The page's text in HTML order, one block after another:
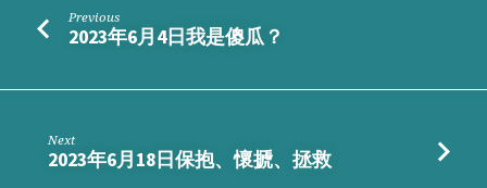
Previous
2023年6月4日我是傻瓜？
Next
2023年6月18日保抱、懷搋、拯救